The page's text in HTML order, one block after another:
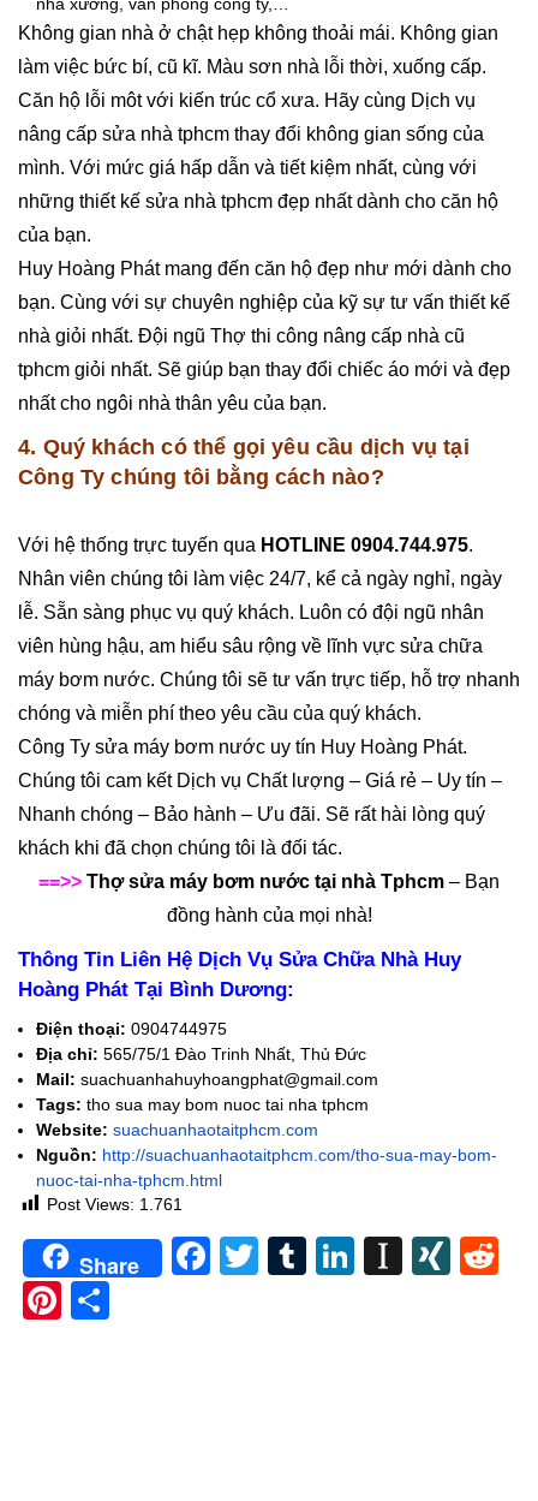
Không gian nhà ở chật hẹp không thoải mái. Không gian
làm việc bức bí, cũ kĩ. Màu sơn nhà lỗi thời, xuống cấp.
Căn hộ lỗi môt với kiến trúc cổ xưa. Hãy cùng Dịch vụ
nâng cấp sửa nhà tphcm thay đổi không gian sống của
mình. Với mức giá hấp dẫn và tiết kiệm nhất, cùng với
những thiết kế sửa nhà tphcm đẹp nhất dành cho căn hộ
của bạn.
Huy Hoàng Phát mang đến căn hộ đẹp như mới dành cho
bạn. Cùng với sự chuyên nghiệp của kỹ sự tư vấn thiết kế
nhà giỏi nhất. Đội ngũ Thợ thi công nâng cấp nhà cũ
tphcm giỏi nhất. Sẽ giúp bạn thay đổi chiếc áo mới và đẹp
nhất cho ngôi nhà thân yêu của bạn.
4. Quý khách có thể gọi yêu cầu dịch vụ tại
Công Ty chúng tôi bằng cách nào?
Với hệ thống trực tuyến qua HOTLINE 0904.744.975.
Nhân viên chúng tôi làm việc 24/7, kể cả ngày nghỉ, ngày
lễ. Sẵn sàng phục vụ quý khách. Luôn có đội ngũ nhân
viên hùng hậu, am hiểu sâu rộng về lĩnh vực sửa chữa
máy bơm nước. Chúng tôi sẽ tư vấn trực tiếp, hỗ trợ nhanh
chóng và miễn phí theo yêu cầu của quý khách.
Công Ty sửa máy bơm nước uy tín Huy Hoàng Phát.
Chúng tôi cam kết Dịch vụ Chất lượng – Giá rẻ – Uy tín –
Nhanh chóng – Bảo hành – Ưu đãi. Sẽ rất hài lòng quý
khách khi đã chọn chúng tôi là đối tác.
==>> Thợ sửa máy bơm nước tại nhà Tphcm – Bạn
đồng hành của mọi nhà!
Thông Tin Liên Hệ Dịch Vụ Sửa Chữa Nhà Huy
Hoàng Phát Tại Bình Dương:
Điện thoại: 0904744975
Địa chỉ: 565/75/1 Đào Trinh Nhất, Thủ Đức
Mail: suachuanhahuyhoangphat@gmail.com
Tags: tho sua may bom nuoc tai nha tphcm
Website: suachuanhaotaitphcm.com
Nguồn: http://suachuanhaotaitphcm.com/tho-sua-may-bom-
nuoc-tai-nha-tphcm.html
Post Views: 1.761
Share Facebook
TwitterTumblrLinkedIn
Pinterest